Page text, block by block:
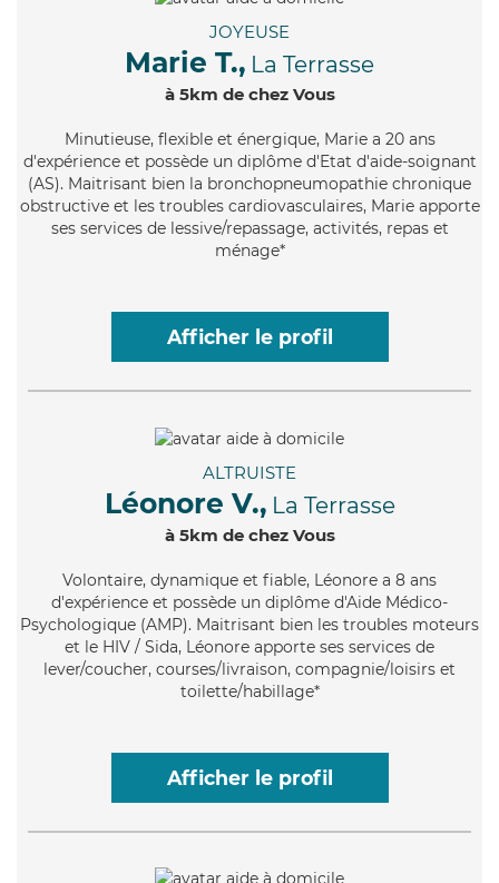
JOYEUSE
Marie T., La Terrasse
à 5km de chez Vous
Minutieuse, flexible et énergique, Marie a 20 ans
d'expérience et possède un diplôme d'Etat d'aide-soignant
(AS). Maitrisant bien la bronchopneumopathie chronique
obstructive et les troubles cardiovasculaires, Marie apporte
ses services de lessive/repassage, activités, repas et
ménage*
Afficher le profil
ALTRUISTE
Léonore V., La Terrasse
à 5km de chez Vous
Volontaire, dynamique et fiable, Léonore a 8 ans
d'expérience et possède un diplôme d'Aide Médico-
Psychologique (AMP). Maitrisant bien les troubles moteurs
et le HIV / Sida, Léonore apporte ses services de
lever/coucher, courses/livraison, compagnie/loisirs et
toilette/habillage*
Afficher le profil